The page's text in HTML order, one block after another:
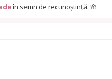
în semn de recunoștință. 🌸